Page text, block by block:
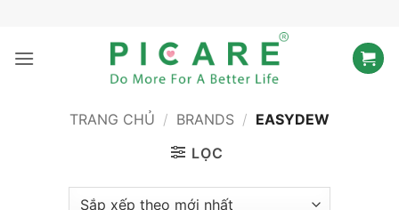
nội
TRANG CHỦ / BRANDS / EASYDEW
LỌC